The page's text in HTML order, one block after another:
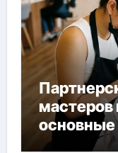
мастеров
форматы